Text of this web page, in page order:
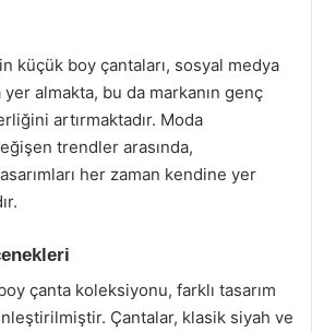
küçük boy çantaları, sosyal medya
yer almakta, bu da markanın genç
artırmaktadır. Moda
trendler arasında,
her zaman kendine yer
çanta koleksiyonu, farklı tasarım
Çantalar, klasik siyah ve